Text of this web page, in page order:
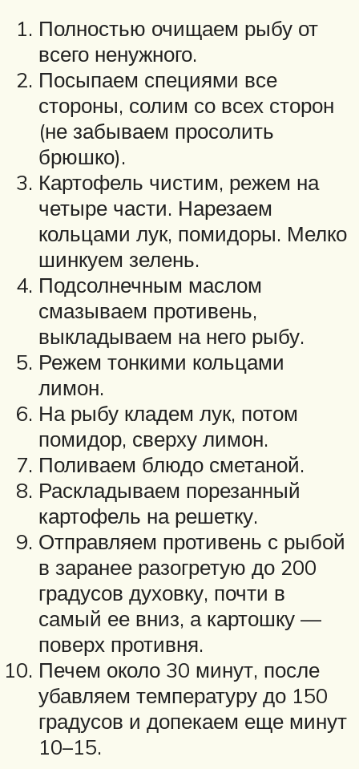
Полностью очищаем рыбу от
всего ненужного.
Посыпаем специями все
стороны, солим со всех сторон
(не забываем просолить
брюшко).
Картофель чистим, режем на
четыре части. Нарезаем
кольцами лук, помидоры. Мелко
шинкуем зелень.
Подсолнечным маслом
смазываем противень,
выкладываем на него рыбу.
Режем тонкими кольцами
лимон.
На рыбу кладем лук, потом
помидор, сверху лимон.
Поливаем блюдо сметаной.
Раскладываем порезанный
картофель на решетку.
Отправляем противень с рыбой
в заранее разогретую до 200
градусов духовку, почти в
самый ее вниз, а картошку —
поверх противня.
Печем около 30 минут, после
убавляем температуру до 150
градусов и допекаем еще минут
10–15.